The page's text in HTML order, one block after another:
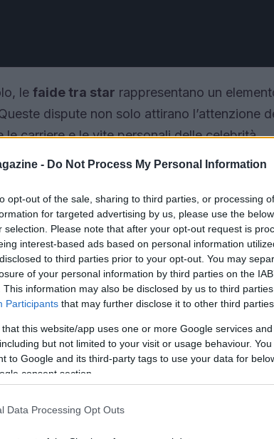
- Do Not Process My Personal Information
opt-out of the sale, sharing to third parties, or processing
for targeted advertising by us, please use the
selection. Please note that after your opt-out request is
interest-based ads based on personal information
to third parties prior to your opt-out. You may
of your personal information by third parties on the
This information may also be disclosed by us to third
Participants that may further disclose it to other third parties.
that this website/app uses one or more Google services
but not limited to your visit or usage behaviour.
to Google and its third-party tags to use your data for
consent section.
Data Processing Opt Outs
le faide tra star rappresentano un
dispute non solo attirano l’attenzione
carriere e le vite personali delle celebrità
faide più celebri
e le dinamiche che le